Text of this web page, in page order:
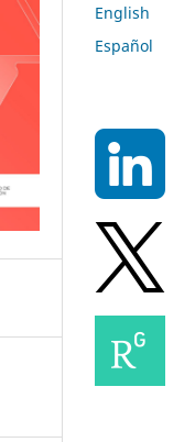
English
Español